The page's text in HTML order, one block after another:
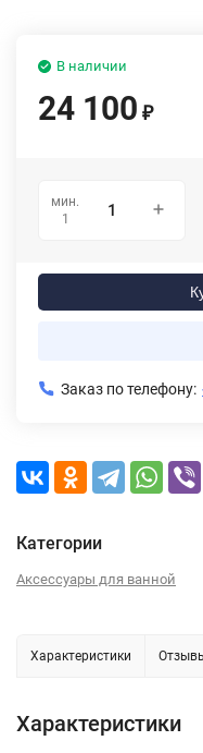
В наличии
24 100 ₽
мин.
1
Заказ по телефону:
Категории
Аксессуары для ванной
Характеристики
Характеристики